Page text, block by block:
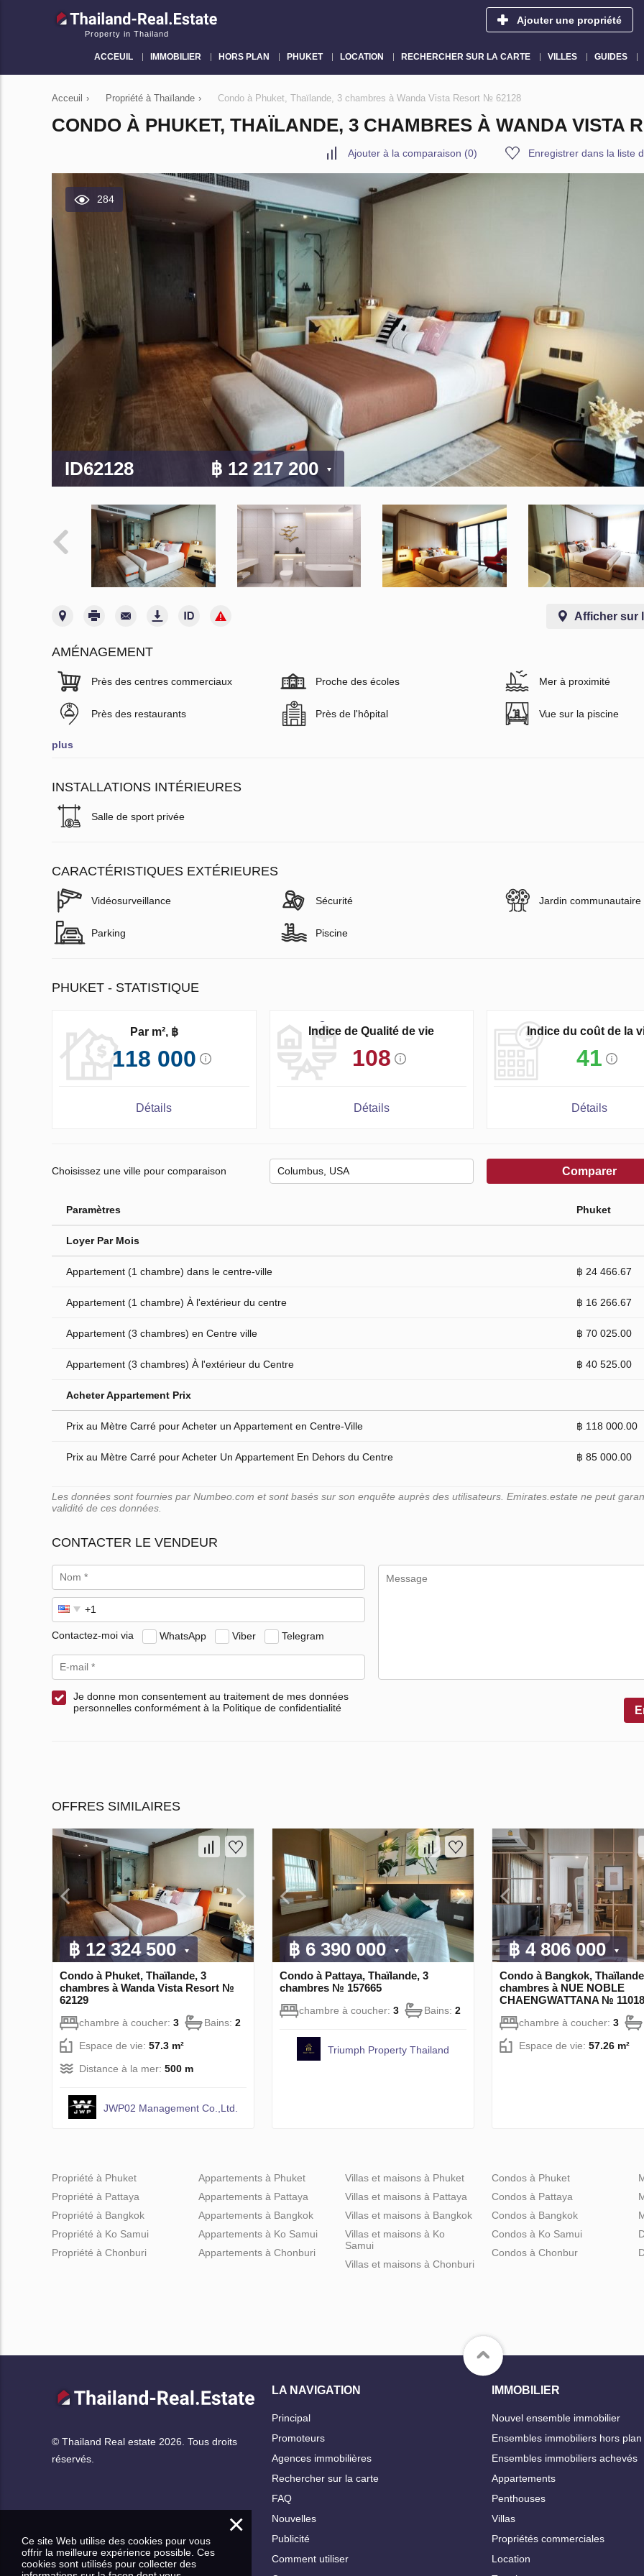
Property in Thailand
Ajouter une propriété
ACCEUIL IMMOBILIER HORS PLAN PHUKET LOCATION RECHERCHER SUR LA CARTE VILLES GUIDES
Acceuil › Propriété à Thaïlande › Condo à Phuket, Thaïlande, 3 chambres à Wanda Vista Resort № 62128
CONDO À PHUKET, THAÏLANDE, 3 CHAMBRES À WANDA VISTA
Ajouter à la comparaison (0) Enregistrer dans la liste
284
ID62128 ฿ 12 217 200
Afficher sur
AMÉNAGEMENT
Près des centres commerciaux Proche des écoles Mer à proximité
Près des restaurants Près de l'hôpital Vue sur la piscine
plus
INSTALLATIONS INTÉRIEURES
Salle de sport privée
CARACTÉRISTIQUES EXTÉRIEURES
Vidéosurveillance Sécurité Jardin communautaire
Parking Piscine
PHUKET - STATISTIQUE
Par m², ฿
118 000
Détails
Indice de Qualité de vie
108
Détails
Indice du coût de la
41
Détails
Choisissez une ville pour comparaison Comparer
Paramètres Phuket
Loyer Par Mois
Appartement (1 chambre) dans le centre-ville ฿ 24 466.67
Appartement (1 chambre) À l'extérieur du centre ฿ 16 266.67
Appartement (3 chambres) en Centre ville ฿ 70 025.00
Appartement (3 chambres) À l'extérieur du Centre ฿ 40 525.00
Acheter Appartement Prix
Prix au Mètre Carré pour Acheter un Appartement en Centre-Ville ฿ 118 000.00
Prix au Mètre Carré pour Acheter Un Appartement En Dehors du Centre ฿ 85 000.00
Les données sont fournies par Numbeo.com et sont basés sur son enquête auprès des utilisateurs. Emirates.estate ne peut
validité de ces données.
CONTACTER LE VENDEUR
Contactez-moi via WhatsApp Viber Telegram
Je donne mon consentement au traitement de mes données
personnelles conformément à la Politique de confidentialité
OFFRES SIMILAIRES
฿ 12 324 500
Condo à Phuket, Thaïlande, 3
chambres à Wanda Vista Resort №
62129
chambre à coucher: 3 Bains: 2
Espace de vie: 57.3 m²
Distance à la mer: 500 m
JWP02 Management Co.,Ltd.
฿ 6 390 000
Condo à Pattaya, Thaïlande, 3
chambres № 157665
chambre à coucher: 3 Bains: 2
Triumph Property Thailand
฿ 4 806 000
Condo à Bangkok,
chambres à NUE NOBLE
CHAENGWATTANA № 11018
chambre à coucher: 3
Espace de vie: 57.26 m²
Propriété à Phuket
Propriété à Pattaya
Propriété à Bangkok
Propriété à Ko Samui
Propriété à Chonburi
Appartements à Phuket
Appartements à Pattaya
Appartements à Bangkok
Appartements à Ko Samui
Appartements à Chonburi
Villas et maisons à Phuket
Villas et maisons à Pattaya
Villas et maisons à Bangkok
Villas et maisons à Ko
Samui
Villas et maisons à Chonburi
Condos à Phuket
Condos à Pattaya
Condos à Bangkok
Condos à Ko Samui
Condos à Chonbur
© Thailand Real estate 2026. Tous droits
réservés.
LA NAVIGATION
Principal
Promoteurs
Agences immobilières
Rechercher sur la carte
FAQ
Nouvelles
Publicité
Comment utiliser
IMMOBILIER
Nouvel ensemble immobilier
Ensembles immobiliers hors plan
Ensembles immobiliers achevés
Appartements
Penthouses
Villas
Propriétés commerciales
Location
×
Ce site Web utilise des cookies pour vous
offrir la meilleure expérience possible. Ces
cookies sont utilisés pour collecter des